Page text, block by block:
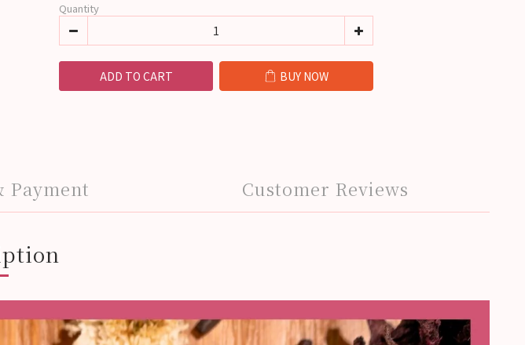
Quantity
ADD TO CART BUY NOW
Payment Customer Reviews